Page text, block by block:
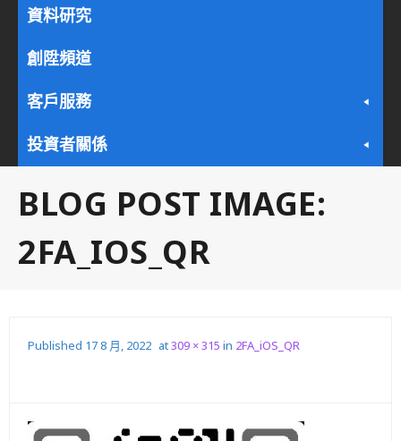
資料研究
創陞頻道
客戶服務
投資者關係
BLOG POST IMAGE:
2FA_IOS_QR
Published 17 8 月, 2022 at309 × 315 in 2FA_iOS_QR